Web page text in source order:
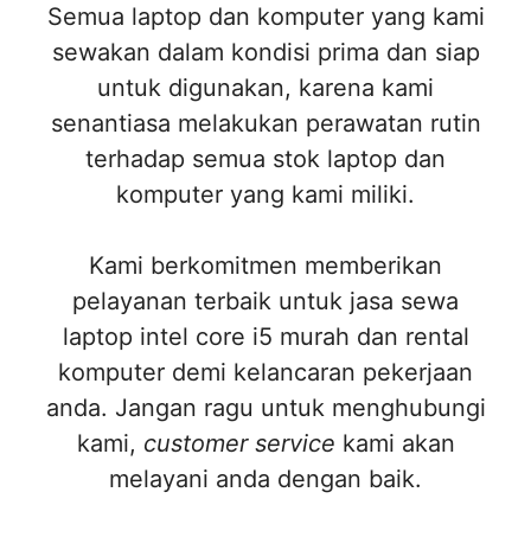
Semua laptop dan komputer yang kami
sewakan dalam kondisi prima dan siap
untuk digunakan, karena kami
senantiasa melakukan perawatan rutin
terhadap semua stok laptop dan
komputer yang kami miliki.
Kami berkomitmen memberikan
pelayanan terbaik untuk jasa sewa
laptop intel core i5 murah dan rental
komputer demi kelancaran pekerjaan
anda. Jangan ragu untuk menghubungi
kami, customer service kami akan
melayani anda dengan baik.